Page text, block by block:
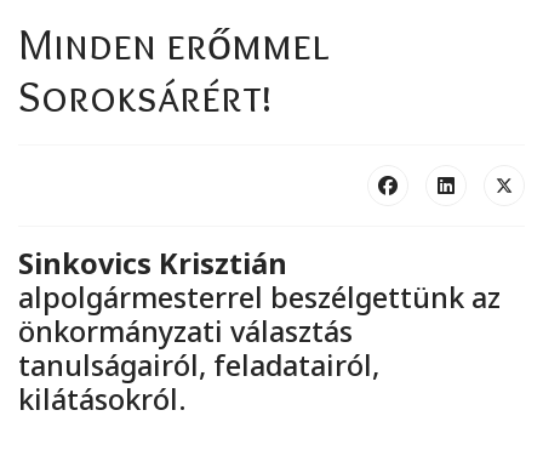
Minden erőmmel
Soroksárért!
Sinkovics Krisztián
alpolgármesterrel beszélgettünk az
önkormányzati választás
tanulságairól, feladatairól,
kilátásokról.